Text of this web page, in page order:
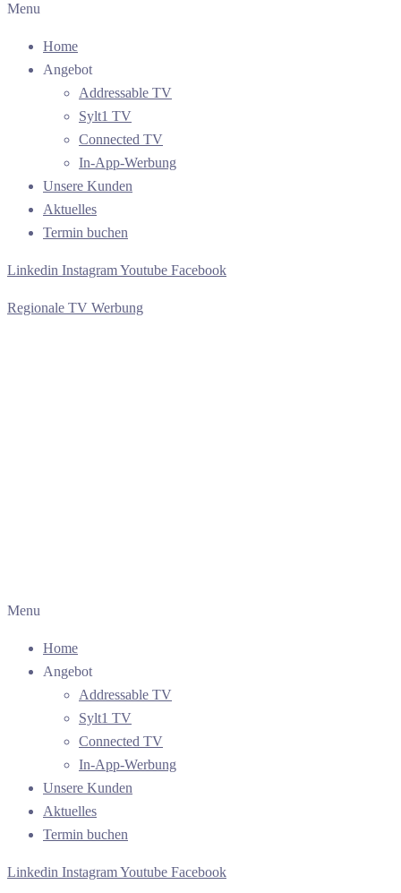
Menu
Home
Angebot
Addressable TV
Sylt1 TV
Connected TV
In-App-Werbung
Unsere Kunden
Aktuelles
Termin buchen
Linkedin InstagramYoutube Facebook
Regionale TV Werbung
Menu
Home
Angebot
Addressable TV
Sylt1 TV
Connected TV
In-App-Werbung
Unsere Kunden
Aktuelles
Termin buchen
Linkedin InstagramYoutube Facebook